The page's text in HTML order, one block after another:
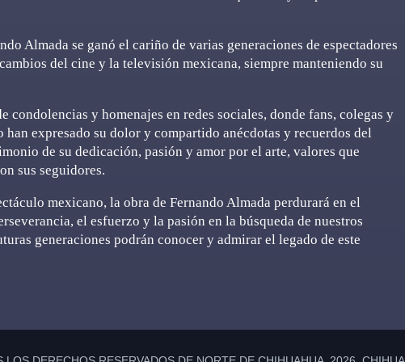
Almada se ganó el cariño de varias generaciones de espectadores
del cine y la televisión mexicana, siempre manteniendo su
condolencias y homenajes en redes sociales, donde fans, colegas y
expresado su dolor y compartido anécdotas y recuerdos del
de su dedicación, pasión y amor por el arte, valores que
sus seguidores.
mexicano, la obra de Fernando Almada perdurará en el
el esfuerzo y la pasión en la búsqueda de nuestros
generaciones podrán conocer y admirar el legado de este